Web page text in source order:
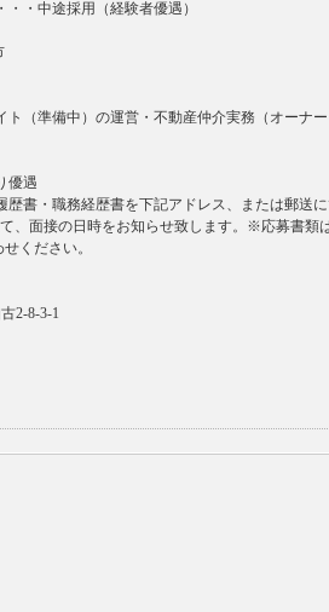
・中途採用（経験者優遇）
（準備中）の運営・不動産仲介実務（オーナー
遇
書・職務経歴書を下記アドレス、または郵送に
時をお知らせ致します。※応募書類は
ください。
2-8-3-1